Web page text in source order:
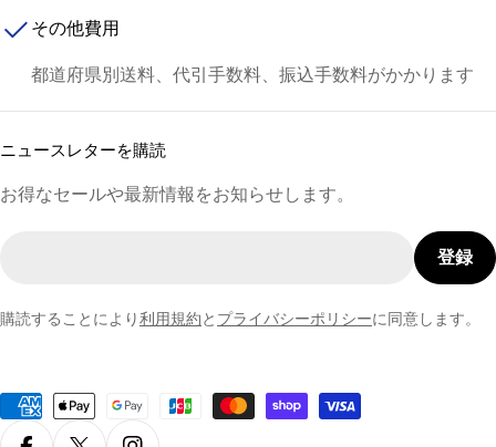
その他費用
都道府県別送料、代引手数料、振込手数料がかかります
ニュースレターを購読
お得なセールや最新情報をお知らせします。
登録
購読することにより利用規約と プライバシーポリシーに同意します。